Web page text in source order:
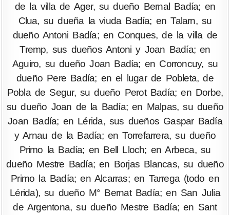
de la villa de Ager, su dueño Bernal Badía; en
Clua, su dueña la viuda Badía; en Talarn, su
dueño Antoni Badía; en Conques, de la villa de
Tremp, sus dueños Antoni y Joan Badía; en
Aguiro, su dueño Joan Badía; en Corroncuy, su
dueño Pere Badía; en el lugar de Pobleta, de
Pobla de Segur, su dueño Perot Badía; en Dorbe,
su dueño Joan de la Badía; en Malpas, su dueño
Joan Badía; en Lérida, sus dueños Gaspar Badía
y Arnau de la Badía; en Torrefarrera, su dueño
Primo la Badía; en Bell Lloch; en Arbeca, su
dueño Mestre Badía; en Borjas Blancas, su dueño
Primo la Badía; en Alcarras; en Tarrega (todo en
Lérida), su dueño M° Bernat Badía; en San Julia
de Argentona, su dueño Mestre Badía; en Sant